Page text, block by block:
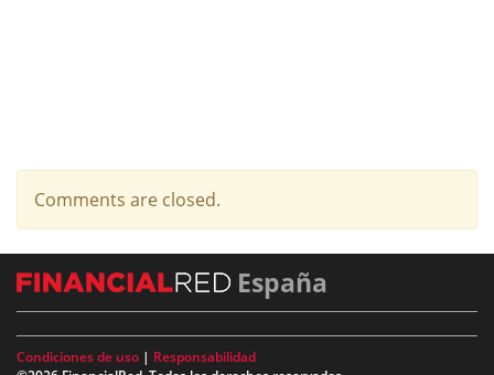
Comments are closed.
España
Condiciones de uso | Responsabilidad